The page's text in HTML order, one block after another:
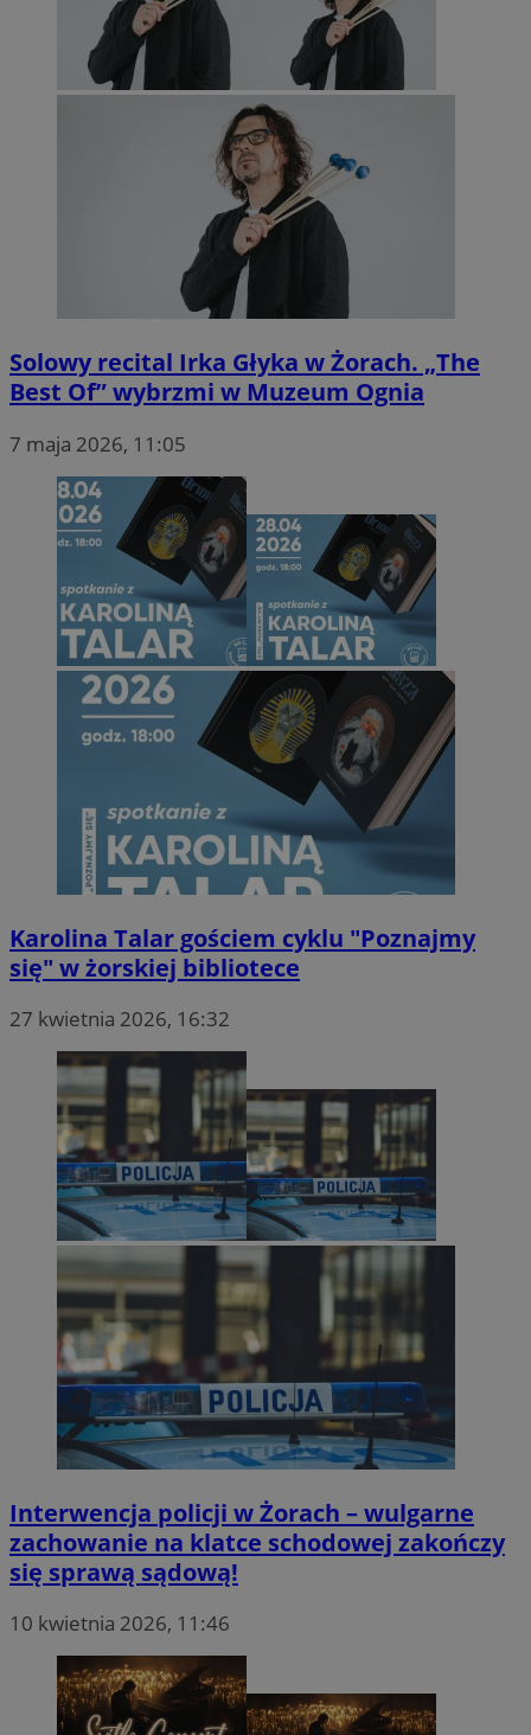
Solowy recital Irka Głyka w Żorach. „The
Best Of” wybrzmi w Muzeum Ognia
7 maja 2026, 11:05
Karolina Talar gościem cyklu "Poznajmy
się" w żorskiej bibliotece
27 kwietnia 2026, 16:32
Interwencja policji w Żorach – wulgarne
zachowanie na klatce schodowej zakończy
się sprawą sądową!
10 kwietnia 2026, 11:46